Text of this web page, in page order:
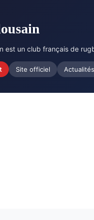
est un club français de
Site officiel Actualités